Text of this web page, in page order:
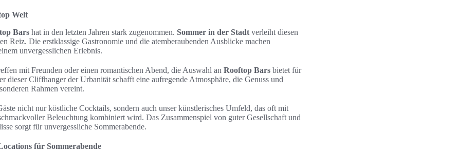
Welt
Bars hat in den letzten Jahren stark zugenommen. Sommer in der Stadt verleiht diesen
Reiz. Die erstklassige Gastronomie und die atemberaubenden Ausblicke machen
unvergesslichen Erlebnis.
mit Freunden oder einen romantischen Abend, die Auswahl an Rooftop Bars bietet für
dieser Cliffhanger der Urbanität schafft eine aufregende Atmosphäre, die Genuss und
Rahmen vereint.
nicht nur köstliche Cocktails, sondern auch unser künstlerisches Umfeld, das oft mit
Beleuchtung kombiniert wird. Das Zusammenspiel von guter Gesellschaft und
sorgt für unvergessliche Sommerabende.
für Sommerabende